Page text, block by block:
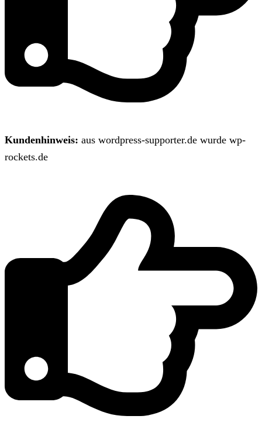
Kundenhinweis: aus wordpress-supporter.de wurde wp-
rockets.de